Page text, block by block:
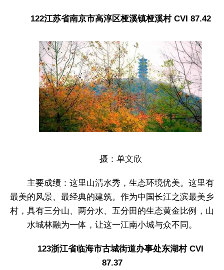
122江苏省南京市高淳区桠溪镇桠溪村 CVI 87.42
摄：单文欣
主要成绩：这里山清水秀，生态环境优美。这里有
最美的风景、最经典的建筑。作为中国长江之滨最美乡
村，具有三分山、两分水、五分田的生态黄金比例，山
水城林融为一体，让这一江南小城与众不同。
123浙江省临海市古城街道办事处东湖村 CVI
87.37